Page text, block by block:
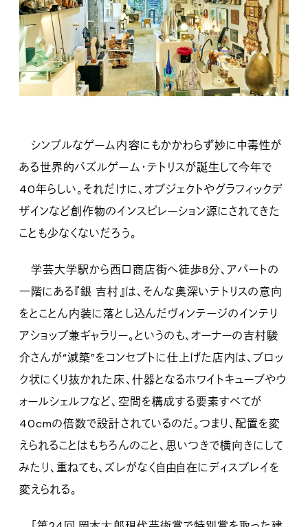
シンプルなゲーム内容にもかかわらず妙に中毒性が
ある世界的パズルゲーム・テトリスが誕生して今年で
40年らしい。それだけに、オブジェクトやグラフィックデ
ザインなど創作物のインスピレーション源にされてきた
ことも少なくないだろう。
学芸大学駅から西口商店街へ徒歩8分、アパートの
一階にある『銀 吉村』は、そんな奥深いテトリスの意向
をとことん内装に落とし込んだヴィンテージのインテリ
アショップ兼ギャラリー。というのも、オーナーの吉村駿
介さんが“減築”をコンセプトに仕上げた店内は、ブロッ
ク状にくり抜かれた床、什器となるホワイトキューブやウ
ォールシェルフなど、空間を構成する要素すべてが
40cmの倍数で設計されているのだ。つまり、配置を変
えられることはもちろんのこと、思いつきで横向きにして
みたり、重ねても、ズレがなく自由自在にディスプレイを
変えられる。